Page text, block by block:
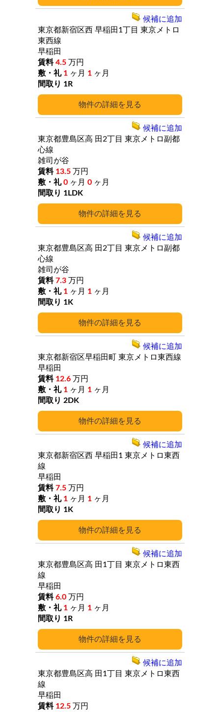
詳細
東京都新宿区西 早稲田1丁目 東京メトロ
東西線
早稲田
4.5 万円
1 ヶ月 1 ヶ月
1R
候補に追加
詳細
東京都豊島区高 田2丁目 東京メトロ副都
心線
雑司が谷
13.5 万円
0 ヶ月 0 ヶ月
1LDK
候補に追加
詳細
東京都豊島区高 田2丁目 東京メトロ副都
心線
雑司が谷
7.3 万円
1 ヶ月 1 ヶ月
1K
候補に追加
詳細
東京都新宿区早稲田町 東京メトロ東西線
早稲田
12.6 万円
1 ヶ月 1 ヶ月
2DK
候補に追加
詳細
東京都新宿区西 早稲田1 東京メトロ東西
線
早稲田
7.5 万円
1 ヶ月 1 ヶ月
1K
候補に追加
詳細
東京都豊島区高 田1丁目 東京メトロ東西
線
早稲田
6.0 万円
1 ヶ月 1 ヶ月
1R
候補に追加
東京都豊島区高 田1丁目 東京メトロ東西
線
早稲田
12.5 万円
候補に追加